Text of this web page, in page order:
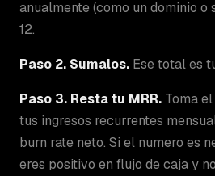
anualmente (como un dominio o
12.
Paso 2. Sumalos. Ese total es
Paso 3. Resta tu MRR. Toma
tus ingresos recurrentes
burn rate neto. Si el numero es
eres positivo en flujo de caja y